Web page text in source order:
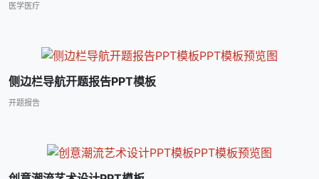
医学医疗
侧边栏导航开题报告PPT模板
开题报告